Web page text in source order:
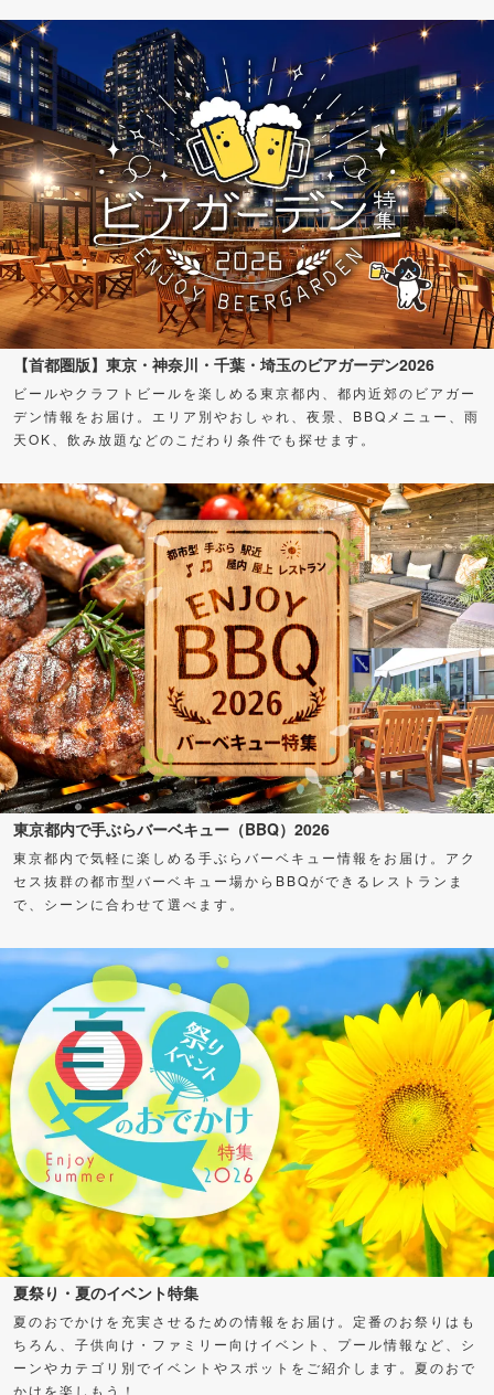
【首都圏版】東京・神奈川・千葉・埼玉のビアガーデン2026
ビールやクラフトビールを楽しめる東京都内、都内近郊のビアガー
デン情報をお届け。エリア別やおしゃれ、夜景、BBQメニュー、雨
天OK、飲み放題などのこだわり条件でも探せます。
東京都内で手ぶらバーベキュー（BBQ）2026
東京都内で気軽に楽しめる手ぶらバーベキュー情報をお届け。アク
セス抜群の都市型バーベキュー場からBBQができるレストランま
で、シーンに合わせて選べます。
夏祭り・夏のイベント特集
夏のおでかけを充実させるための情報をお届け。定番のお祭りはも
ちろん、子供向け・ファミリー向けイベント、プール情報など、シ
ーンやカテゴリ別でイベントやスポットをご紹介します。夏のおで
かけを楽しもう！